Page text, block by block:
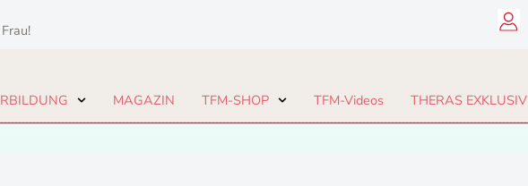
MAGAZIN TFM-SHOP TFM-Videos THERAS EXKLUSIV